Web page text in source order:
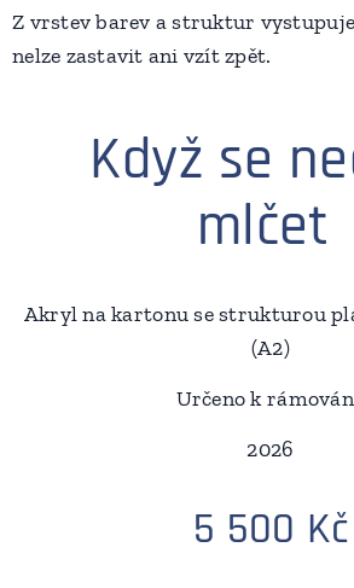
Z vrstev barev a struktur
nelze zastavit ani vzít zpět.
Když se
mlčet
Akryl na kartonu se strukturou
(A2)
Určeno k
2026
5 500 Kč